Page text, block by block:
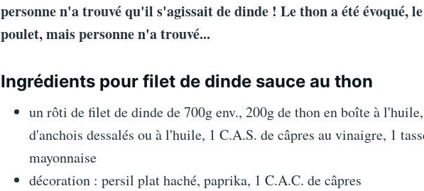
personne n'a trouvé qu'il s'agissait de dinde ! Le thon a été évoqué,
poulet, mais personne n'a trouvé...
Ingrédients pour filet de dinde sauce au thon
un rôti de filet de dinde de 700g env., 200g de thon en boîte à
d'anchois dessalés ou à l'huile, 1 C.A.S. de câpres au vinaigre, 1
mayonnaise
décoration : persil plat haché, paprika, 1 C.A.C. de câpres